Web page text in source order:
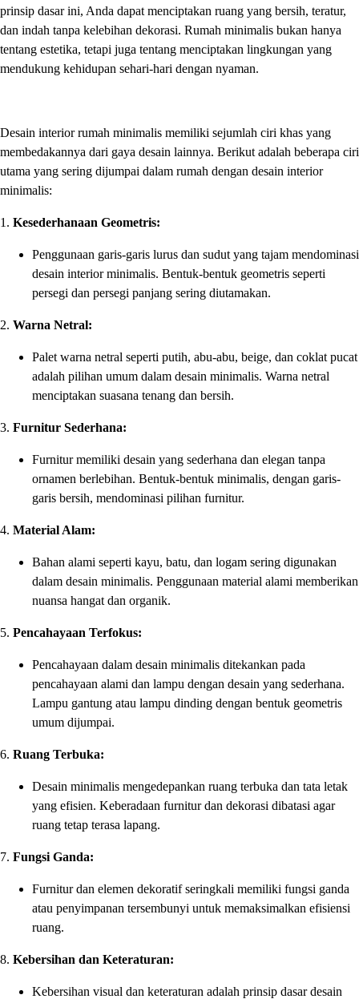
prinsip dasar ini, Anda dapat menciptakan ruang yang bersih, teratur,
dan indah tanpa kelebihan dekorasi. Rumah minimalis bukan hanya
tentang estetika, tetapi juga tentang menciptakan lingkungan yang
mendukung kehidupan sehari-hari dengan nyaman.
Desain interior rumah minimalis memiliki sejumlah ciri khas yang
membedakannya dari gaya desain lainnya. Berikut adalah beberapa ciri
utama yang sering dijumpai dalam rumah dengan desain interior
minimalis:
1. Kesederhanaan Geometris:
Penggunaan garis-garis lurus dan sudut yang tajam mendominasi
desain interior minimalis. Bentuk-bentuk geometris seperti
persegi dan persegi panjang sering diutamakan.
2. Warna Netral:
Palet warna netral seperti putih, abu-abu, beige, dan coklat pucat
adalah pilihan umum dalam desain minimalis. Warna netral
menciptakan suasana tenang dan bersih.
3. Furnitur Sederhana:
Furnitur memiliki desain yang sederhana dan elegan tanpa
ornamen berlebihan. Bentuk-bentuk minimalis, dengan garis-
garis bersih, mendominasi pilihan furnitur.
4. Material Alam:
Bahan alami seperti kayu, batu, dan logam sering digunakan
dalam desain minimalis. Penggunaan material alami memberikan
nuansa hangat dan organik.
5. Pencahayaan Terfokus:
Pencahayaan dalam desain minimalis ditekankan pada
pencahayaan alami dan lampu dengan desain yang sederhana.
Lampu gantung atau lampu dinding dengan bentuk geometris
umum dijumpai.
6. Ruang Terbuka:
Desain minimalis mengedepankan ruang terbuka dan tata letak
yang efisien. Keberadaan furnitur dan dekorasi dibatasi agar
ruang tetap terasa lapang.
7. Fungsi Ganda:
Furnitur dan elemen dekoratif seringkali memiliki fungsi ganda
atau penyimpanan tersembunyi untuk memaksimalkan efisiensi
ruang.
8. Kebersihan dan Keteraturan:
Kebersihan visual dan keteraturan adalah prinsip dasar desain